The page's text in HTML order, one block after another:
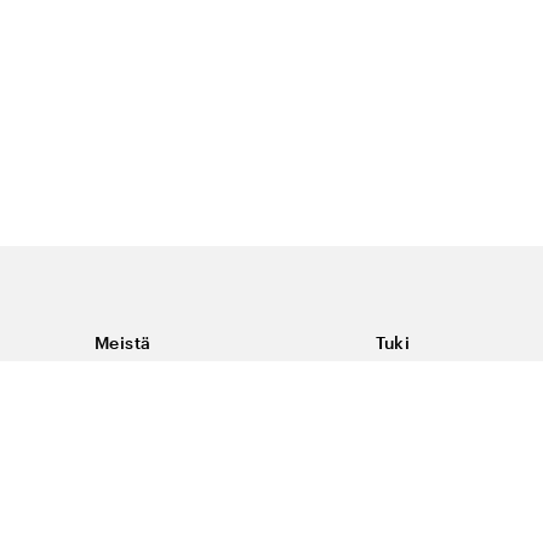
Meistä Tuki